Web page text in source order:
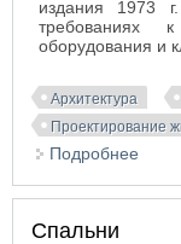
издания 1973
требованиях
оборудования и
Архитектура
Проектирование
Подробнее
Спальни